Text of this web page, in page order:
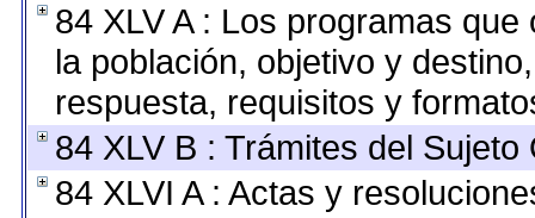
84 XLV A : Los programas
la población, objetivo y
respuesta, requisitos y
84 XLV B : Trámites del Sujeto
84 XLVI A : Actas y